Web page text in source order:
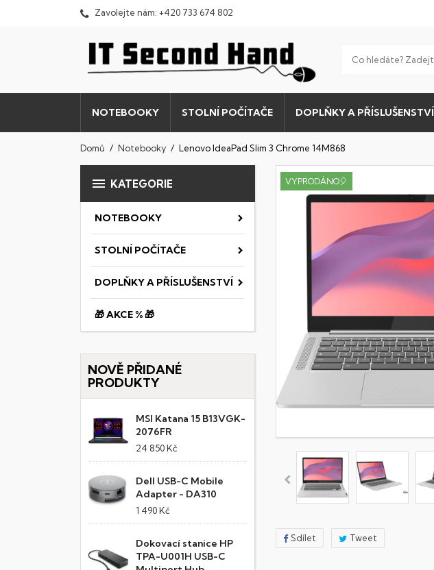
Zavolejte nám: +420 733 674 802
NOTEBOOKY STOLNÍ POČÍTAČE DOPLŇKY A PŘÍSLUŠENSTVÍ
Domů Notebooky Lenovo IdeaPad Slim 3 Chrome 14M868
 KATEGORIE
NOTEBOOKY
STOLNÍ POČÍTAČE
DOPLŇKY A PŘÍSLUŠENSTVÍ
🎁 AKCE % 🎁
NOVĚ PŘIDANÉ
PRODUKTY
MSI Katana 15 B13VGK-
2076FR
24 850 Kč
Dell USB-C Mobile
Adapter - DA310
1 490 Kč
Dokovací stanice HP
TPA-U001H USB-C
VYPRODÁNO🎈
Sdílet Tweet